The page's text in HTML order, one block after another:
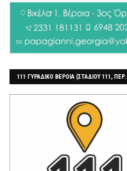
111 ΓΥΡΑΔΙΚΟ ΒΕΡΟΙΑ (ΣΤΑΔΙΟΥ 111, ΠΕΡ.